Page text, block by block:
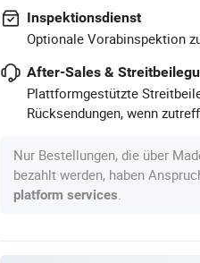
Inspektionsdienst
Optionale Vorabinspektion
After-Sales &
Plattformgestützte
Rücksendungen, wenn
Nur Bestellungen, die über
bezahlt werden, haben
platform services